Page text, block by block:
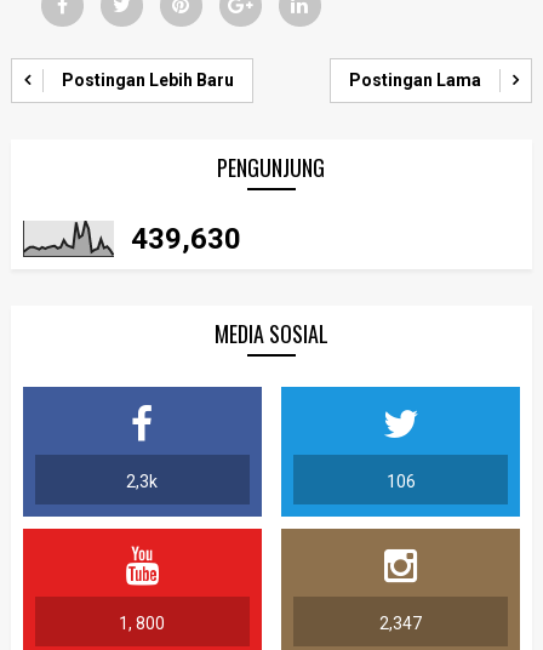
Postingan Lebih Baru Postingan Lama
PENGUNJUNG
439,630
MEDIA SOSIAL
2,3k 106
1, 800 2,347